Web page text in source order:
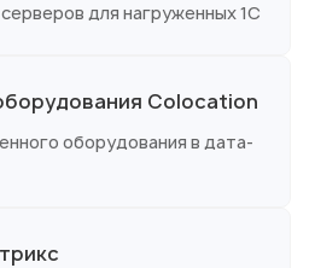
для нагруженных 1С
Colocation
оборудования в дата-